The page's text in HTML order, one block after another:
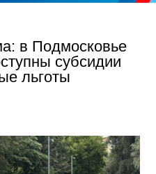
в Подмосковье
субсидии
льготы